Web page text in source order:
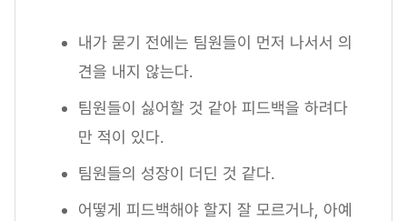
내가 묻기 전에는 팀원들이 먼저 나서서 의
견을 내지 않는다.
팀원들이 싫어할 것 같아 피드백을 하려다
만 적이 있다.
팀원들의 성장이 더딘 것 같다.
어떻게 피드백해야 할지 잘 모르거나, 아예